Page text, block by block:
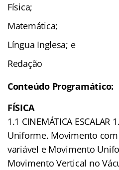
Física;
Matemática;
Língua Inglesa; e
Redação
Conteúdo Programático:
FÍSICA
1.1 CINEMÁTICA
Uniforme. Movimento
variável e Movimento
Movimento Vertical no